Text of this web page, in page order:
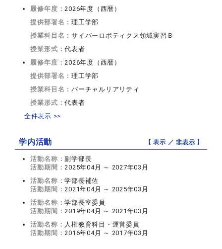
履修年度：2026年度（西暦）
提供部署名：理工学部
授業科目名：サイバーロボティクス領域実習Ｂ
授業形式：代表者
履修年度：2026年度（西暦）
提供部署名：理工学部
授業科目名：バーチャルリアリティ
授業形式：代表者
全件表示 >>
学内活動 【 表示 ／非表示 】
活動名称：副学部長
活動期間：2025年04月 ～ 2027年03月
活動名称：学部長補佐
活動期間：2021年04月 ～ 2025年03月
活動名称：学部長室委員
活動期間：2019年04月 ～ 2021年03月
活動名称： 人権教育科目・運営委員
活動期間：2016年04月 ～ 2017年03月